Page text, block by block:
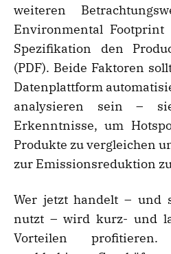
weiteren
Environmental
Spezifikation den
(PDF). Beide Faktoren
Datenplattform
analysieren sein –
Erkenntnisse, um
Produkte zu vergleichen
zur Emissionsreduktion
Wer jetzt handelt – und
nutzt – wird kurz- und
Vorteilen